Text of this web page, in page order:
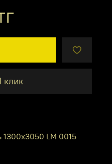
клик
1300х3050 LM 0015